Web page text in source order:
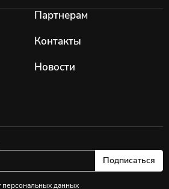
Партнерам
Контакты
Новости
Подписаться
персональных данных